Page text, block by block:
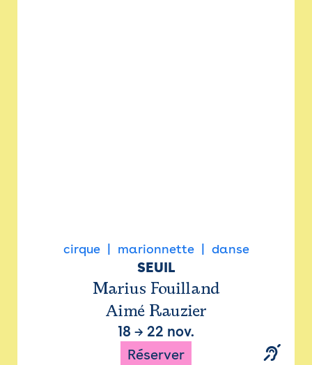
cirque marionnette danse
SEUIL
Marius Fouilland
Aimé Rauzier
18 → 22 nov.
Réserver